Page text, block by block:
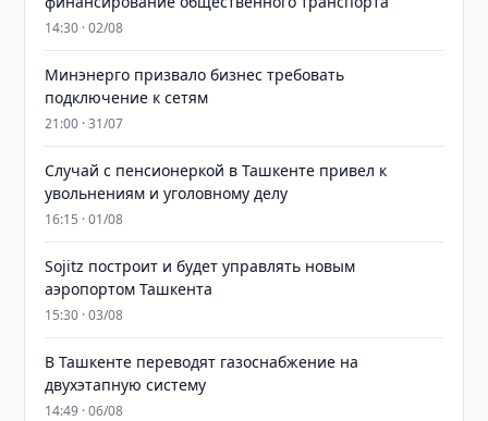
14:30 · 02/08
Минэнерго призвало бизнес требовать
подключение к сетям
21:00 · 31/07
Случай с пенсионеркой в Ташкенте привел к
увольнениям и уголовному делу
16:15 · 01/08
Sojitz построит и будет управлять новым
аэропортом Ташкента
15:30 · 03/08
В Ташкенте переводят газоснабжение на
двухэтапную систему
14:49 · 06/08